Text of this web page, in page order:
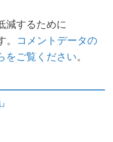
減するために
コメントデータの
をご覧ください。